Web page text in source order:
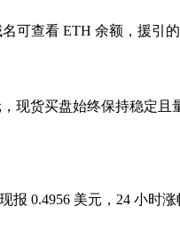
可查看 ETH 余额，援引
现货买盘始终保持稳定
报 0.4956 美元，24 小时